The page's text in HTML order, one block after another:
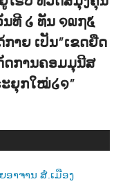
ທີ ໒ ທັນ ໑໙໗໕
າຍ ເປັນ”ເຂດຍືດ
ດການຄອມມຸນີສ
ະຍຸກໃໝ່໒໑”
ອາຈານ ສໍ.ເມືອງ